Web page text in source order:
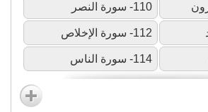
110- سورة النصر
112- سورة الإخلاص
114- سورة الناس